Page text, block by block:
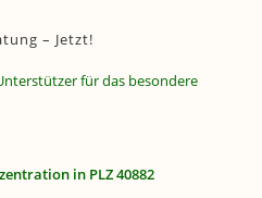
– Jetzt!
in PLZ 40882